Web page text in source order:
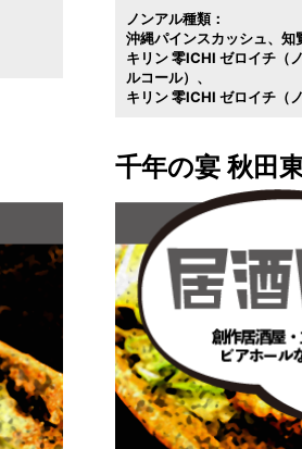
ノンアル種類：
沖縄パインスカッシュ
知
キリン 零ICHI ゼロイチ（
ルコール）
キリン 零ICHI ゼロイチ（
千年の宴 秋田